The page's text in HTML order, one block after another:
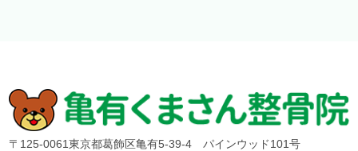
〒125-0061東京都葛飾区亀有5-39-4 パインウッド101号